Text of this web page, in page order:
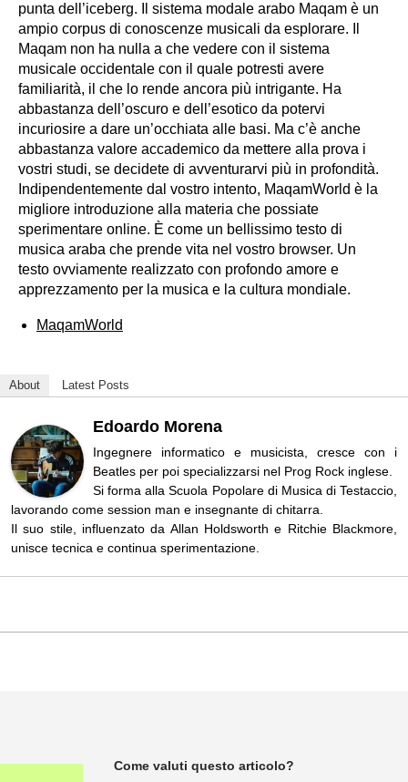
punta dell’iceberg. Il sistema modale arabo Maqam è un
ampio corpus di conoscenze musicali da esplorare. Il
Maqam non ha nulla a che vedere con il sistema
musicale occidentale con il quale potresti avere
familiarità, il che lo rende ancora più intrigante. Ha
abbastanza dell’oscuro e dell’esotico da potervi
incuriosire a dare un’occhiata alle basi. Ma c’è anche
abbastanza valore accademico da mettere alla prova i
vostri studi, se decidete di avventurarvi più in profondità.
Indipendentemente dal vostro intento, MaqamWorld è la
migliore introduzione alla materia che possiate
sperimentare online. È come un bellissimo testo di
musica araba che prende vita nel vostro browser. Un
testo ovviamente realizzato con profondo amore e
apprezzamento per la musica e la cultura mondiale.
MaqamWorld
About Latest Posts
Edoardo Morena
Ingegnere informatico e musicista, cresce con i
Beatles per poi specializzarsi nel Prog Rock inglese.
Si forma alla Scuola Popolare di Musica di Testaccio,
lavorando come session man e insegnante di chitarra.
Il suo stile, influenzato da Allan Holdsworth e Ritchie Blackmore,
unisce tecnica e continua sperimentazione.
Come valuti questo articolo?